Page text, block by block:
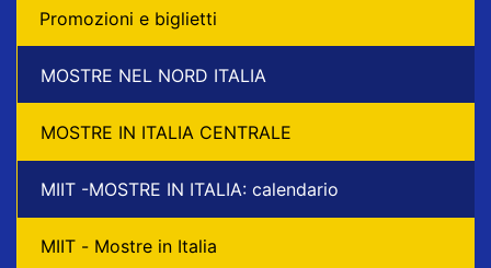
Promozioni e biglietti
MOSTRE NEL NORD ITALIA
MOSTRE IN ITALIA CENTRALE
MIIT -MOSTRE IN ITALIA: calendario
MIIT - Mostre in Italia